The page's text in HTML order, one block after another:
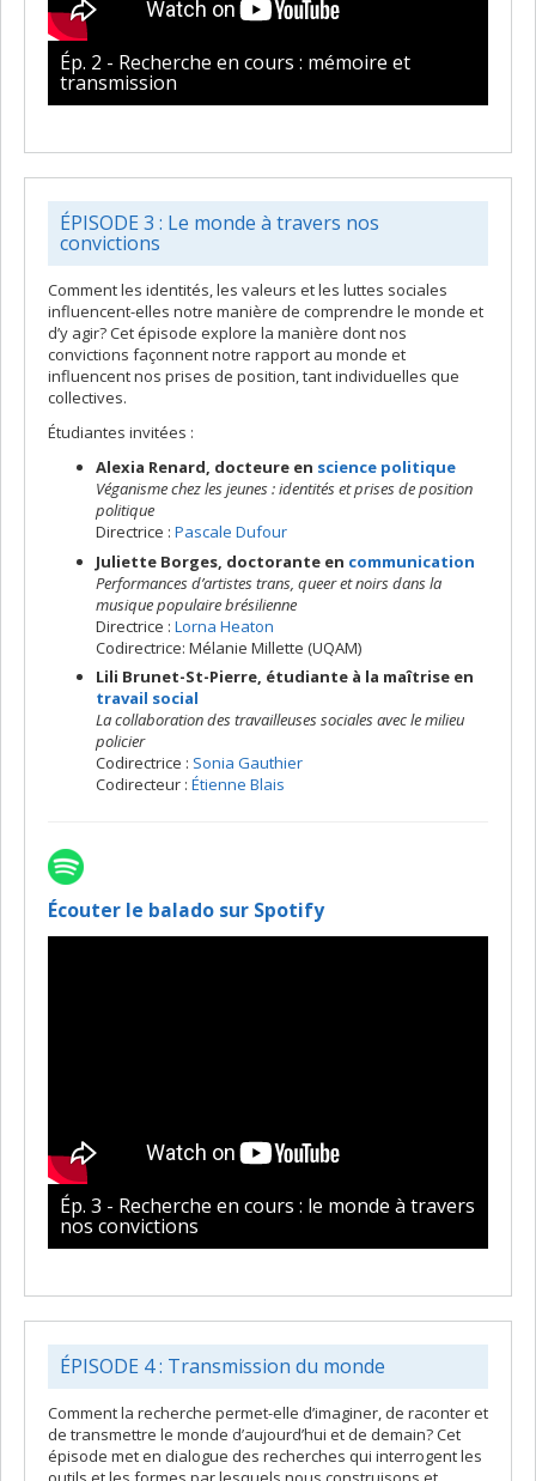
Ép. 2 - Recherche en cours : mémoire et
transmission
ÉPISODE 3 : Le monde à travers nos
convictions
Comment les identités, les valeurs et les luttes sociales
influencent-elles notre manière de comprendre le monde et
d’y agir? Cet épisode explore la manière dont nos
convictions façonnent notre rapport au monde et
influencent nos prises de position, tant individuelles que
collectives.
Étudiantes invitées :
Alexia Renard, docteure en science politique
Véganisme chez les jeunes : identités et prises de position
politique
Directrice : Pascale Dufour
Juliette Borges, doctorante en communication
Performances d’artistes trans, queer et noirs dans la
musique populaire brésilienne
Directrice : Lorna Heaton
Codirectrice: Mélanie Millette (UQAM)
Lili Brunet-St-Pierre, étudiante à la maîtrise en
travail social
La collaboration des travailleuses sociales avec le milieu
policier
Codirectrice : Sonia Gauthier
Codirecteur : Étienne Blais
Écouter le balado sur Spotify
Ép. 3 - Recherche en cours : le monde à travers
nos convictions
ÉPISODE 4 : Transmission du monde
Comment la recherche permet-elle d’imaginer, de raconter et
de transmettre le monde d’aujourd’hui et de demain? Cet
épisode met en dialogue des recherches qui interrogent les